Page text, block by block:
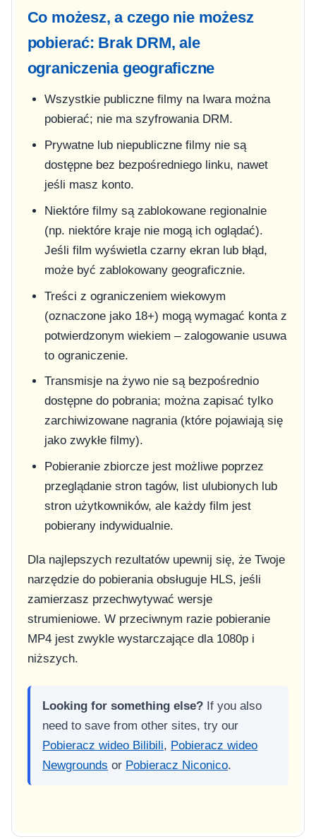
Co możesz, a czego nie możesz
pobierać: Brak DRM, ale
ograniczenia geograficzne
Wszystkie publiczne filmy na Iwara można
pobierać; nie ma szyfrowania DRM.
Prywatne lub niepubliczne filmy nie są
dostępne bez bezpośredniego linku, nawet
jeśli masz konto.
Niektóre filmy są zablokowane regionalnie
(np. niektóre kraje nie mogą ich oglądać).
Jeśli film wyświetla czarny ekran lub błąd,
może być zablokowany geograficznie.
Treści z ograniczeniem wiekowym
(oznaczone jako 18+) mogą wymagać konta z
potwierdzonym wiekiem – zalogowanie usuwa
to ograniczenie.
Transmisje na żywo nie są bezpośrednio
dostępne do pobrania; można zapisać tylko
zarchiwizowane nagrania (które pojawiają się
jako zwykłe filmy).
Pobieranie zbiorcze jest możliwe poprzez
przeglądanie stron tagów, list ulubionych lub
stron użytkowników, ale każdy film jest
pobierany indywidualnie.
Dla najlepszych rezultatów upewnij się, że Twoje
narzędzie do pobierania obsługuje HLS, jeśli
zamierzasz przechwytywać wersje
strumieniowe. W przeciwnym razie pobieranie
MP4 jest zwykle wystarczające dla 1080p i
niższych.
Looking for something else? If you also
need to save from other sites, try our
Pobieracz wideo Bilibili, Pobieracz wideo
Newgrounds or Pobieracz Niconico.